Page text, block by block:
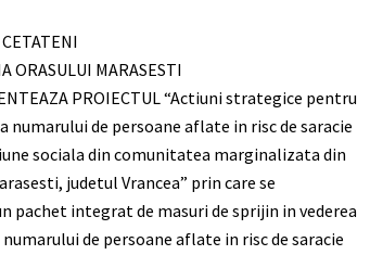
ORASULUI MARASESTI
PROIECTUL “Actiuni strategice pentru
numarului de persoane aflate in risc de saracie
sociala din comunitatea marginalizata din
judetul Vrancea” prin care se
pachet integrat de masuri de sprijin in vederea
de persoane aflate in risc de saracie